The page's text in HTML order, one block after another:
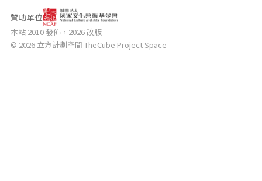
贊助單位
本站 2010 發佈，2026 改版
© 2026 立方計劃空間 TheCube Project Space